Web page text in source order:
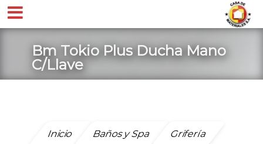
Bm Tokio Plus Ducha Mano
C/Llave
Inicio Baños y Spa Grifería